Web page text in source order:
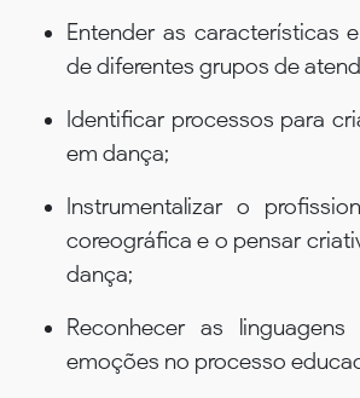
Entender as características
de diferentes grupos de
Identificar processos para
em dança;
Instrumentalizar o
coreográfica e o pensar
dança;
Reconhecer as
emoções no processo